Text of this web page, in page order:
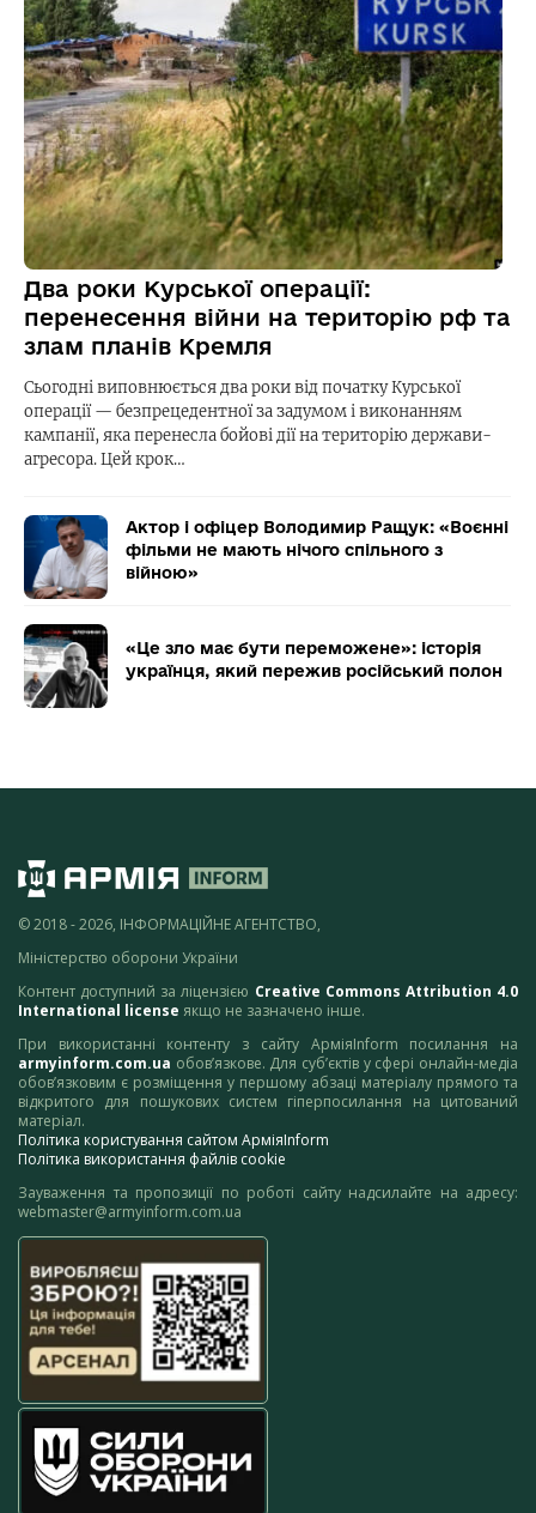
Два роки Курської операції:
перенесення війни на територію рф та
злам планів Кремля
Сьогодні виповнюється два роки від початку Курської
операції — безпрецедентної за задумом і виконанням
кампанії, яка перенесла бойові дії на територію держави-
агресора. Цей крок…
Актор і офіцер Володимир Ращук: «Воєнні
фільми не мають нічого спільного з
війною»
«Це зло має бути переможене»: історія
українця, який пережив російський полон
© 2018 - 2026, ІНФОРМАЦІЙНЕ АГЕНТСТВО,
Міністерство оборони України
Контент доступний за ліцензією Creative Commons Attribution 4.0
International license якщо не зазначено інше.
При використанні контенту з сайту АрміяInform посилання на
armyinform.com.ua обов’язкове. Для суб’єктів у сфері онлайн-медіа
обов’язковим є розміщення у першому абзаці матеріалу прямого та
відкритого для пошукових систем гіперпосилання на цитований
матеріал.
Політика користування сайтом АрміяInform
Політика використання файлів cookie
Зауваження та пропозиції по роботі сайту надсилайте на адресу:
webmaster@armyinform.com.ua